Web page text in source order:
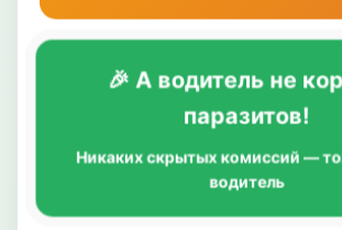
🎉 А водитель не
паразитов!
Никаких скрытых комиссий —
водитель